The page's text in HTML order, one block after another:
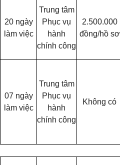
20 ngày
làm việc
Trung tâm
Phục vụ
hành
chính công
2.500.000
đồng/hồ sơ
07 ngày
làm việc
Trung tâm
Phục vụ
hành
chính công
Không có